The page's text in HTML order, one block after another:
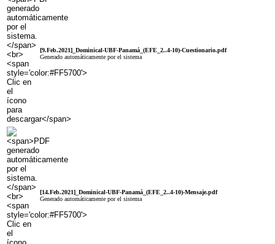
[9.Feb.2021]_Dominical-UBF-Panamá_(EFE_2..4-10)-Cuestionario.pdf
Generado automáticamente por el sistema
[14.Feb.2021]_Dominical-UBF-Panamá_(EFE_2..4-10)-Mensaje.pdf
Generado automáticamente por el sistema